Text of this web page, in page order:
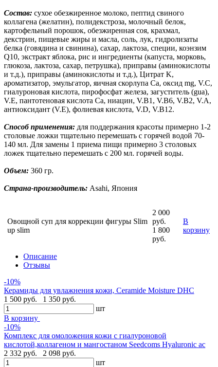
Состав: сухое обезжиренное молоко, пептид свиного
коллагена (желатин), полидекстроза, молочный белок,
картофельный порошок, обезжиренная соя, крахмал,
декстрин, пищевые жиры и масла, соль, лук, гидролизаты
белка (говядина и свинина), сахар, лактоза, специи, коэнзим
Q10, экстракт яблока, рис и ингредиенты (капуста, морковь,
глюкоза, лактоза, сахар, петрушка), приправы (аминокислоты
и т.д.), приправы (аминокислоты и т.д.), Цитрат K,
ароматизатор, эмульгатор, яичная скорлупа Ca, оксид mg, V.C,
гиалуроновая кислота, пирофосфат железа, загуститель (gua),
V.E, пантотеновая кислота Ca, ниацин, V.B1, V.B6, V.B2, V.A,
антиоксидант (V.E), фолиевая кислота, V.D, V.B12.
Способ применения: для поддержания красоты примерно 1-2
столовые ложки тщательно перемешать с горячей водой 70-
140 мл. Для замены 1 приема пищи примерно 3 столовых
ложек тщательно перемешать с 200 мл. горячей воды.
Объем: 360 гр.
Страна-производитель: Asahi, Япония
Овощной суп для коррекции фигуры Slim
up slim
2 000
руб.
1 800
руб.
В
корзину
Описание
Отзывы
-10%
Керамиды для увлажнения кожи, Ceramide Moisture DHC
1 500 руб.
1 350 руб.
шт
В корзину
-10%
Комплекс для омоложения кожи с гиалуроновой
кислотой,коллагеном и мангостаном Seedcoms Hyaluronic ac
2 332 руб.
2 098 руб.
шт